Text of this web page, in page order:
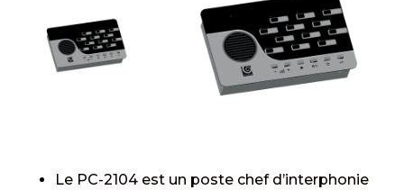
Le PC-2104 est un poste chef d’interphonie